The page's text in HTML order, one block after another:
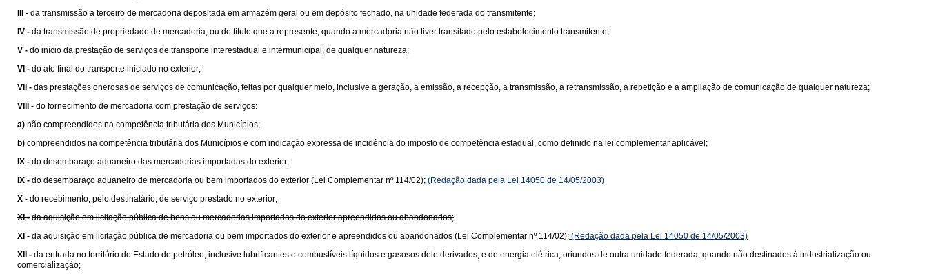
III - da transmissão a terceiro de mercadoria depositada em armazém geral ou em depósito fechado, na unidade federada do transmitente;
IV - da transmissão de propriedade de mercadoria, ou de título que a represente, quando a mercadoria não tiver transitado pelo estabelecimento transmitente;
V - do início da prestação de serviços de transporte interestadual e intermunicipal, de qualquer natureza;
VI - do ato final do transporte iniciado no exterior;
VII - das prestações onerosas de serviços de comunicação, feitas por qualquer meio, inclusive a geração, a emissão, a recepção, a transmissão, a retransmissão, a repetição e a ampliação de comunicação de qualquer natureza;
VIII - do fornecimento de mercadoria com prestação de serviços:
a) não compreendidos na competência tributária dos Municípios;
b) compreendidos na competência tributária dos Municípios e com indicação expressa de incidência do imposto de competência estadual, como definido na lei complementar aplicável;
IX - do desembaraço aduaneiro das mercadorias importadas do exterior;
IX - do desembaraço aduaneiro de mercadoria ou bem importados do exterior (Lei Complementar nº 114/02); (Redação dada pela Lei 14050 de 14/05/2003)
X - do recebimento, pelo destinatário, de serviço prestado no exterior;
XI - da aquisição em licitação pública de bens ou mercadorias importados do exterior apreendidos ou abandonados;
XI - da aquisição em licitação pública de mercadoria ou bem importados do exterior e apreendidos ou abandonados (Lei Complementar nº 114/02); (Redação dada pela Lei 14050 de 14/05/2003)
XII - da entrada no território do Estado de petróleo, inclusive lubrificantes e combustíveis líquidos e gasosos dele derivados, e de energia elétrica, oriundos de outra unidade federada, quando não destinados à industrialização ou
comercialização;